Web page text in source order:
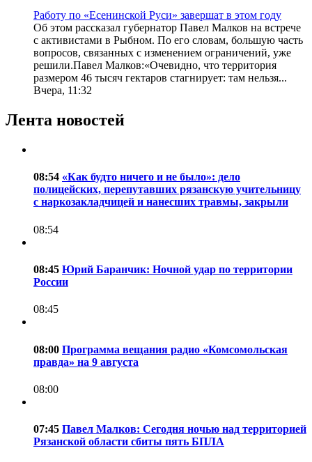
Работу по «Есенинской Руси» завершат в этом году
Об этом рассказал губернатор Павел Малков на встрече
с активистами в Рыбном. По его словам, большую часть
вопросов, связанных с изменением ограничений, уже
решили.Павел Малков:«Очевидно, что территория
размером 46 тысяч гектаров стагнирует: там нельзя...
Вчера, 11:32
Лента новостей
08:54 «Как будто ничего и не было»: дело
полицейских, перепутавших рязанскую учительницу
с наркозакладчицей и нанесших травмы, закрыли
08:54
08:45 Юрий Баранчик: Ночной удар по территории
России
08:45
08:00 Программа вещания радио «Комсомольская
правда» на 9 августа
08:00
07:45 Павел Малков: Сегодня ночью над территорией
Рязанской области сбиты пять БПЛА